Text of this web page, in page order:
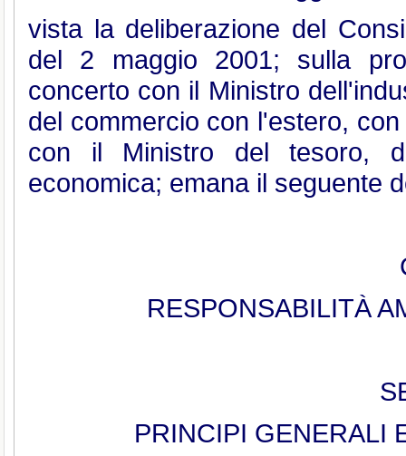
vista la deliberazione del
del 2 maggio 2001; sulla
concerto con il Ministro
del commercio con l'estero,
con il Ministro del tesoro,
economica; emana il seguente
RESPONSABILITÀ
PRINCIPI GENERALI